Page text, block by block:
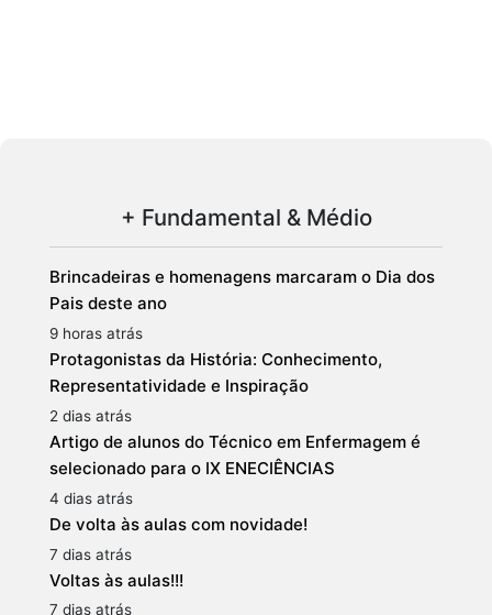
+ Fundamental & Médio
Brincadeiras e homenagens marcaram o Dia dos
Pais deste ano
9 horas atrás
Protagonistas da História: Conhecimento,
Representatividade e Inspiração
2 dias atrás
Artigo de alunos do Técnico em Enfermagem é
selecionado para o IX ENECIÊNCIAS
4 dias atrás
De volta às aulas com novidade!
7 dias atrás
Voltas às aulas!!!
7 dias atrás